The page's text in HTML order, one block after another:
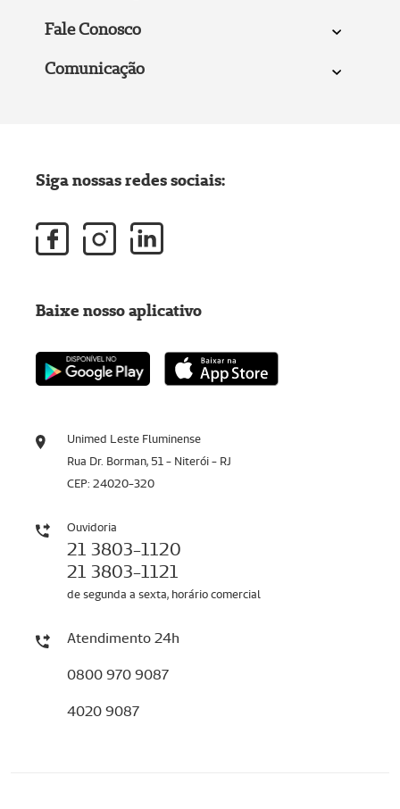
Fale Conosco
Comunicação
Unimed Leste Fluminense
Rua Dr. Borman, 51 - Niterói - RJ
CEP: 24020-320
Ouvidoria
21 3803-1120
21 3803-1121
de segunda a sexta, horário comercial
Atendimento 24h
0800 970 9087
4020 9087
Siga nossas redes sociais:
Baixe nosso aplicativo